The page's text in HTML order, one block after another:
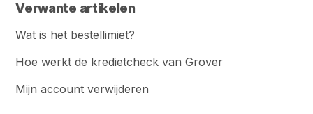
Verwante artikelen
Wat is het bestellimiet?
Hoe werkt de kredietcheck van Grover
Mijn account verwijderen